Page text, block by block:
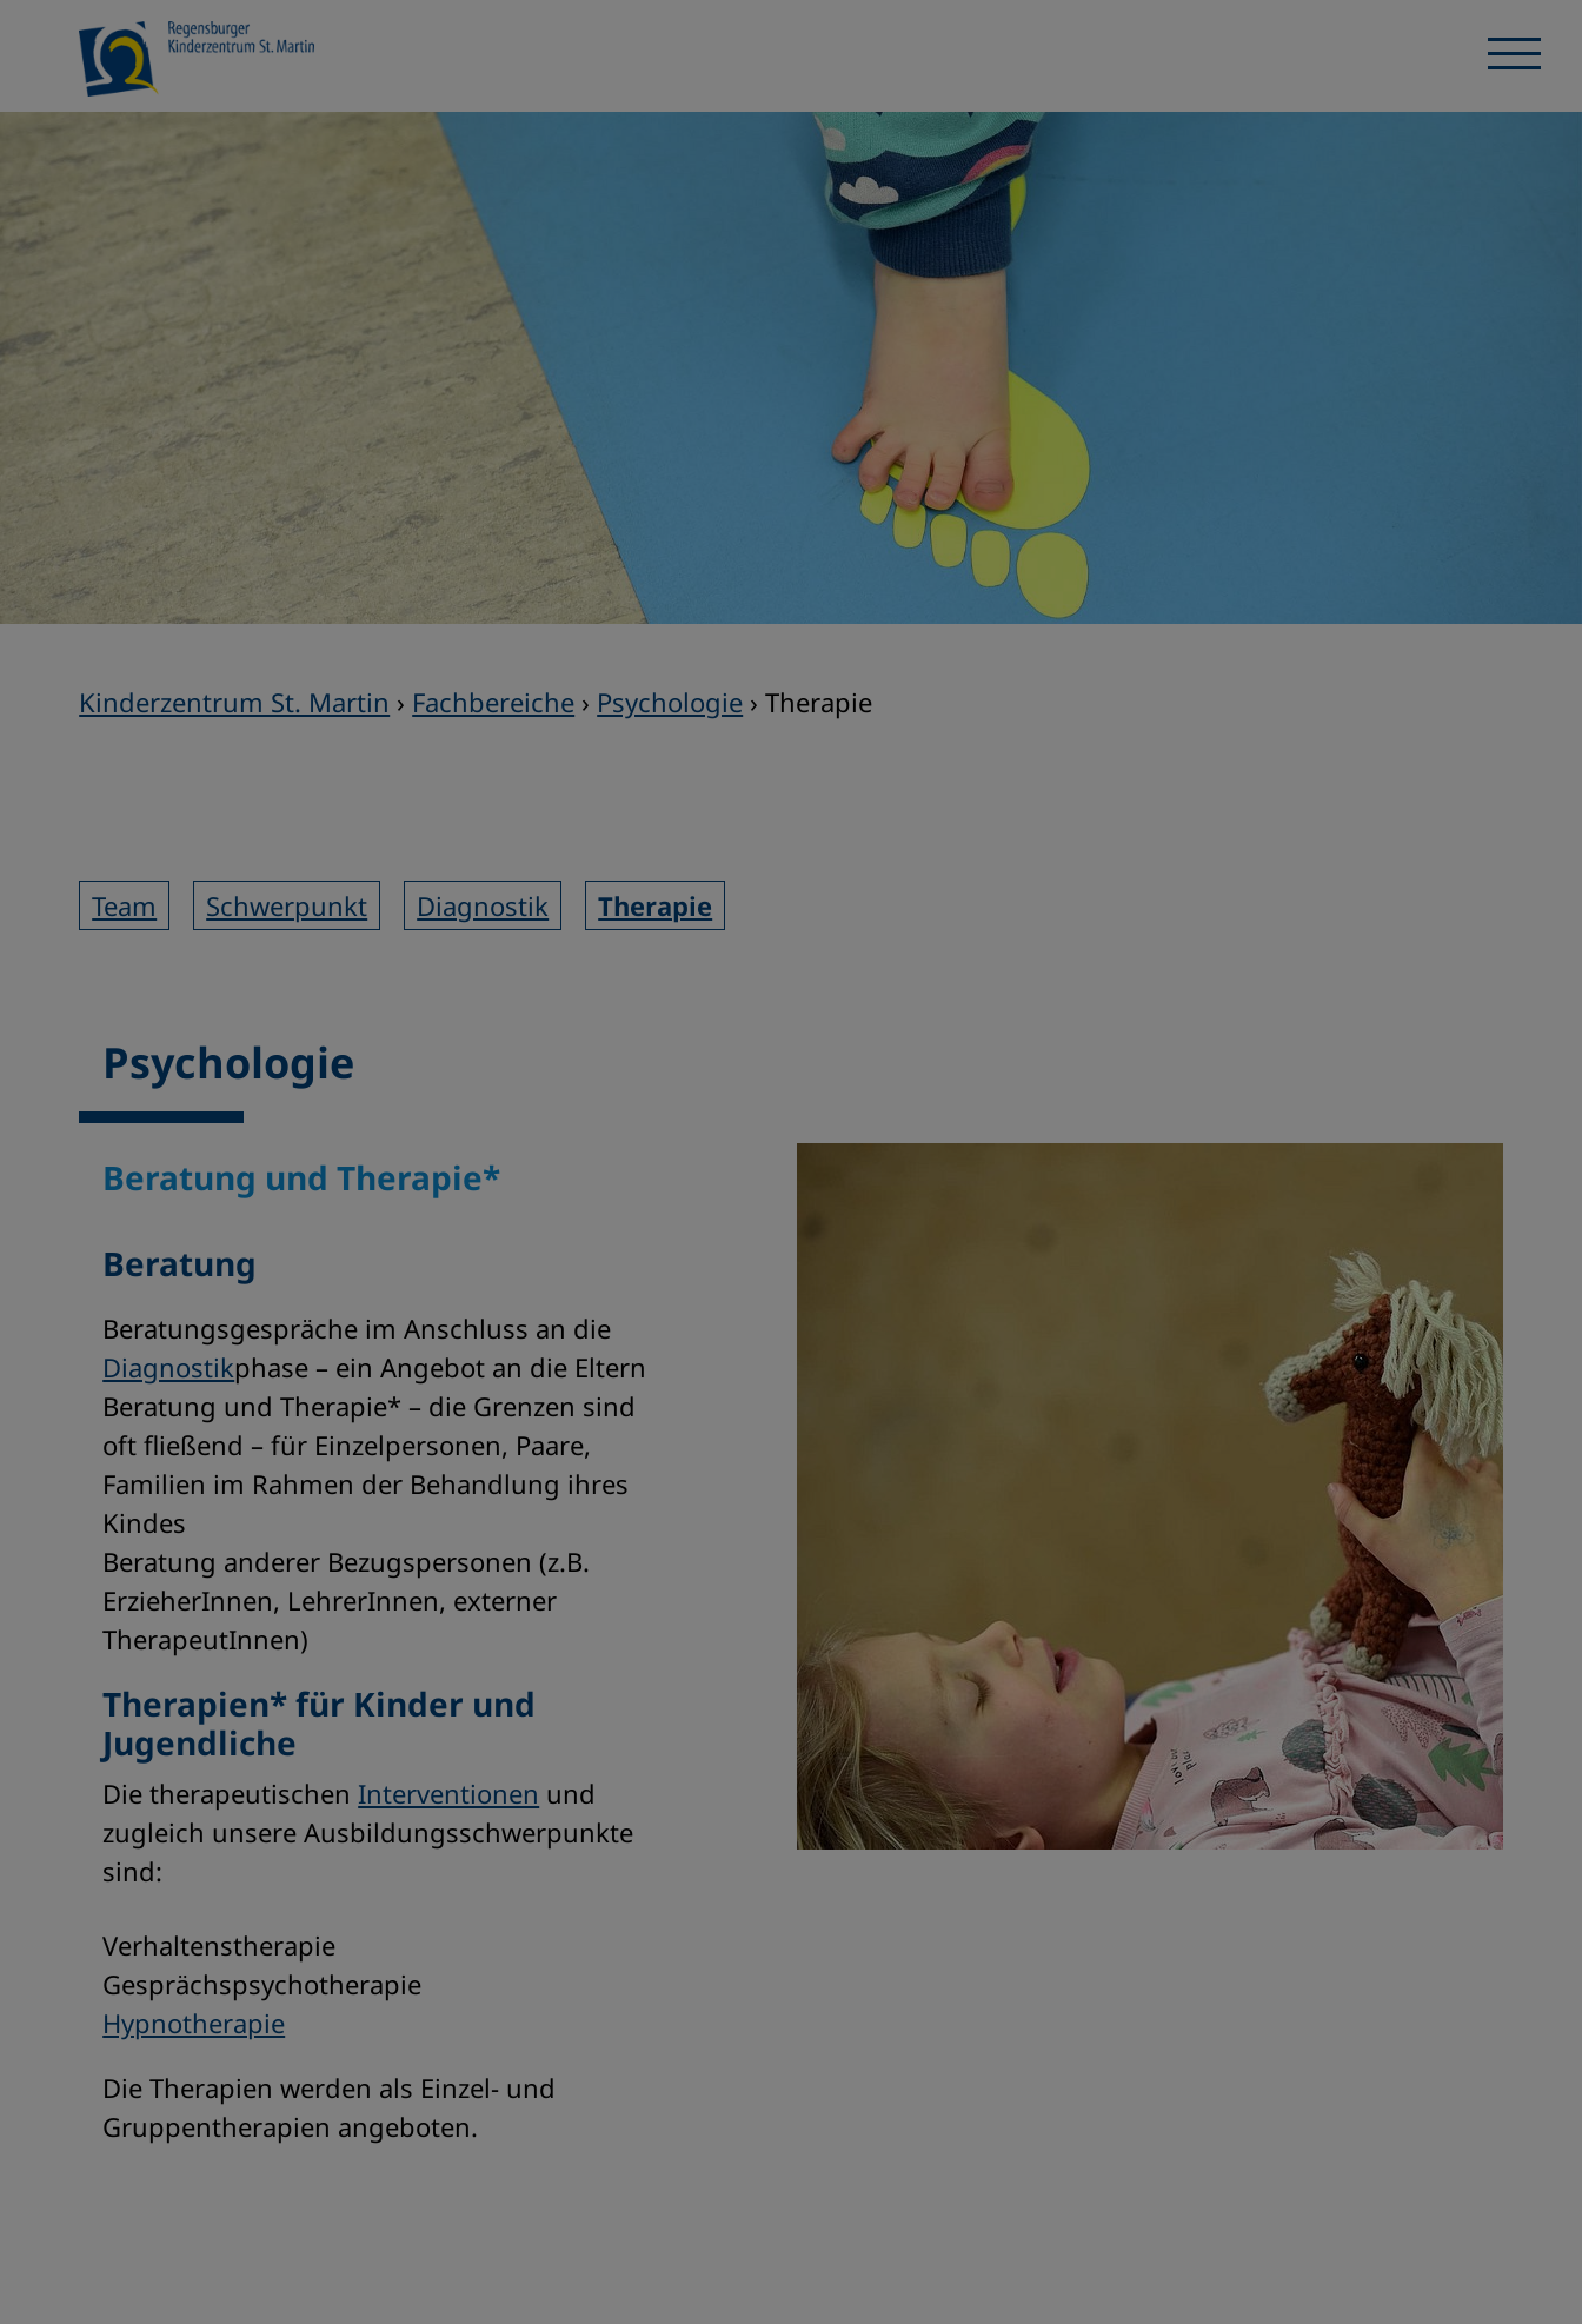
Kinderzentrum St. Martin › Fachbereiche › Psychologie › Therapie
Team Schwerpunkt Diagnostik Therapie
Psychologie
Beratung und Therapie*
Beratung
Beratungsgespräche im Anschluss an die
Diagnostikphase – ein Angebot an die Eltern
Beratung und Therapie* – die Grenzen sind
oft fließend – für Einzelpersonen, Paare,
Familien im Rahmen der Behandlung ihres
Kindes
Beratung anderer Bezugspersonen (z.B.
ErzieherInnen, LehrerInnen, externer
TherapeutInnen)
Therapien* für Kinder und
Jugendliche
Die therapeutischen Interventionen und
zugleich unsere Ausbildungsschwerpunkte
sind:
Verhaltenstherapie
Gesprächspsychotherapie
Hypnotherapie
Die Therapien werden als Einzel- und
Gruppentherapien angeboten.